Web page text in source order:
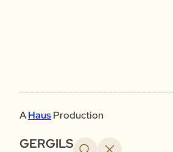
AHausProduction
GERGILS